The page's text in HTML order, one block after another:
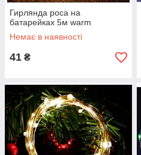
Гирлянда роса на
батарейках 5м warm
Немає в наявності
41 ₴